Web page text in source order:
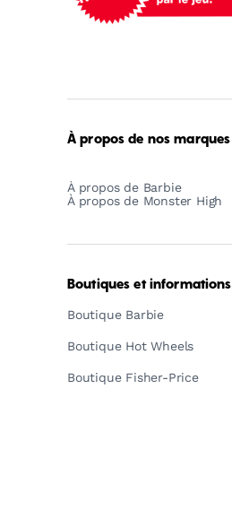
Through
À propos de nos marques
À propos de Barbie
À propos de Monster High
Boutiques et informations
Boutique Barbie
Boutique Hot Wheels
Boutique Fisher-Price